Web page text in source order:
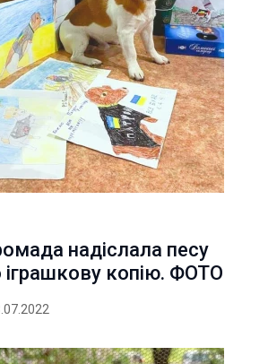
надіслала песу
іграшкову копію. ФОТО